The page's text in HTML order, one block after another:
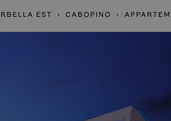
EST CABOPINO